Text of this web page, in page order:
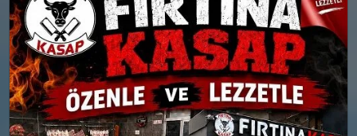
yağışlı
Nem: %74
Rüzgar: 18 km/h
Yağış Olasılığı: %89
Nem: %73
Rüzgar: 16 km/h
Yağış Olasılığı: %81
26 MART 27 MART